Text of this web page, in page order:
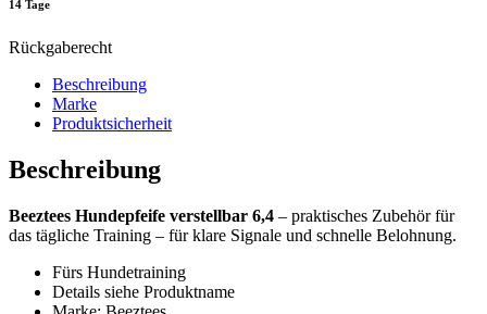
14 Tage
Rückgaberecht
Beschreibung
Marke
Produktsicherheit
Beschreibung
Beeztees Hundepfeife verstellbar 6,4 – praktisches Zubehör für
das tägliche Training – für klare Signale und schnelle Belohnung.
Fürs Hundetraining
Details siehe Produktname